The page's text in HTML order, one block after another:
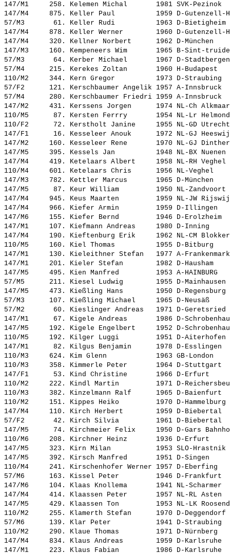
147/M1     258. Kelemen Michal
1981 SVK-
147/M4     875. Keller Paul
1959 D-
57/M3       61. Keller Rudi
1963 D-
147/M4     878. Keller Werner
1960 D-
147/M4     320. Kellner Norbert
1962 D-
147/M3     160. Kempeneers Wim
1965 B-Sint-
57/M3       64. Kerber Michael
1967 D-
57/M4      215. Kerekes Zoltan
1960 H-
110/M2     344. Kern Gregor
1973 D-
57/F2      121. Kerschbaumer Angelik 1957 A-
57/M4      280. Kerschbaumer Friedri 1959 A-
147/M2     431. Kerssens Jorgen
1974 NL-Ch
110/M5      87. Kersten Ferrry
1954 NL-Lr
110/F2      72. Kerstholt Janine
1955 NL-GD
147/F1      16. Kesseleer Anouk
1972 NL-GJ
147/M2     160. Kesseleer Rene
1970 NL-GJ
147/M5     395. Kessels Jan
1948 NL-BX
147/M4     419. Ketelaars Albert
1958 NL-RH
110/M4     601. Ketelaars Chris
1956 NL-
147/M3     782. Kettler Marcus
1965 D-
147/M5      87. Keur William
1950 NL-
147/M4     945. Keus Maarten
1959 NL-JW
147/M4     966. Kiefer Armin
1959 D-
147/M6     155. Kiefer Bernd
1946 D-
147/M1     107. Kiefmann Andreas
1980 D-Inning
147/M4     190. Kieftenburg Erik
1962 NL-CM
110/M5     160. Kiel Thomas
1955 D-
147/M1     130. Kieleithner Stefan
1977 A-
147/M1     201. Kieler Stefan
1982 D-
147/M5     495. Kien Manfred
1953 A-
57/M5      211. Kiesel Ludwig
1955 D-
147/M5     473. Kießling Hans
1950 D-
57/M3      107. Kießling Michael
1965 D-Neusäß
57/M2       60. Kieslinger Andreas
1971 D-
147/M1      67. Kigele Andreas
1986 D-
147/M5     192. Kigele Engelbert
1952 D-
110/M5     192. Kilger Luggi
1951 D-
147/M1      82. Kilgus Benjamin
1978 D-
110/M3     624. Kim Glenn
1963 GB-
110/M3     358. Kimmerle Peter
1964 D-
147/F1      53. Kind Christine
1966 D-Erfurt
110/M2     222. Kindl Martin
1971 D-
110/M3     382. Kinzelmann Ralf
1965 D-
110/M2     151. Kippes Heiko
1970 D-
147/M4     110. Kirch Herbert
1959 D-
57/F2       42. Kirch Silvia
1961 D-
147/M5      74. Kirchmeier Felix
1950 D-Gars
110/M6     208. Kirchner Heinz
1936 D-Erfurt
147/M5     323. Kirn Milan
1953 SLO-
147/M5     392. Kirsch Manfred
1951 D-Singen
110/M4     241. Kirschenhofer Werner 1957 D-Eberfing
57/M6      163. Kissel Peter
1946 D-
147/M6     104. Klaas Knollema
1941 NL-
147/M4     414. Klaassen Peter
1957 NL-RL
147/M5     429. Klaassen Ton
1953 NL-LK
110/M2     255. Klamerth Stefan
1970 D-
57/M6      139. Klar Peter
1941 D-
110/M2     290. Klaue Thomas
1971 D-
147/M4     834. Klaus Andreas
1959 D-
147/M1     223. Klaus Fabian
1986 D-